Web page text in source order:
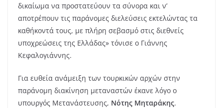
δικαίωμα να προστατεύουν τα σύνορα και ν’
αποτρέπουν τις παράνομες διελεύσεις εκτελώντας τα
καθήκοντά τους, με πλήρη σεβασμό στις διεθνείς
υποχρεώσεις της Ελλάδας» τόνισε ο Γιάννης
Κεφαλογιάννης.
Για ευθεία ανάμειξη των τουρκικών αρχών στην
παράνομη διακίνηση μεταναστών έκανε λόγο ο
υπουργός Μετανάστευσης, Νότης Μηταράκης.